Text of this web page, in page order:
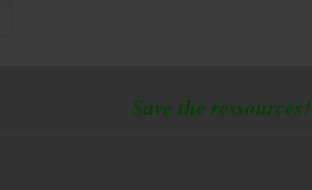
Save the ressources!